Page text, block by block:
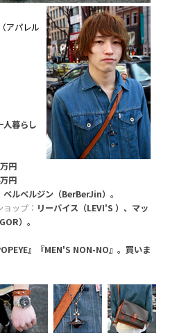
アパレル
暮らし
円
円
ベルベルジン（BerBerJin）。
ップ： リーバイス（LEVI'S ）、マッ
）。
』『MEN'S NON-NO』。買いま